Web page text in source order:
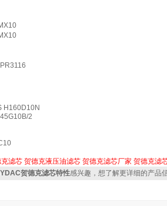
H160D10N
2
滤芯 贺德克液压油滤芯 贺德克滤芯厂家 贺德克滤
贺德克滤芯特性感兴趣，想了解更详细的产品